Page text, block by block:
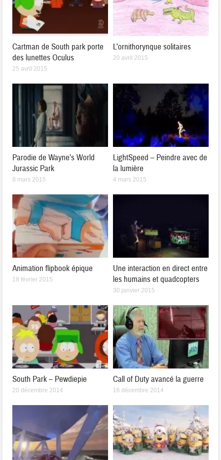
Cartman de South park porte
des lunettes Oculus
25 avril 2015
L’ornithorynque solitaires
20 avril 2015
Parodie de Wayne’s World
Jurassic Park
8 mars 2015
LightSpeed – Peindre avec de
la lumière
4 mars 2015
Animation flipbook épique
18 février 2015
Une interaction en direct entre
les humains et quadcopters
30 janvier 2015
South Park – Pewdiepie
20 décembre 2014
Call of Duty avancé la guerre
16 décembre 2014